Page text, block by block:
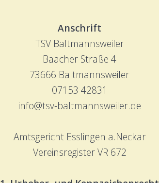
Anschrift
TSV Baltmannsweiler
Baacher Straße 4
73666 Baltmannsweiler
07153 42831
info@tsv-baltmannsweiler.de
Amtsgericht Esslingen a.Neckar
Vereinsregister VR 672